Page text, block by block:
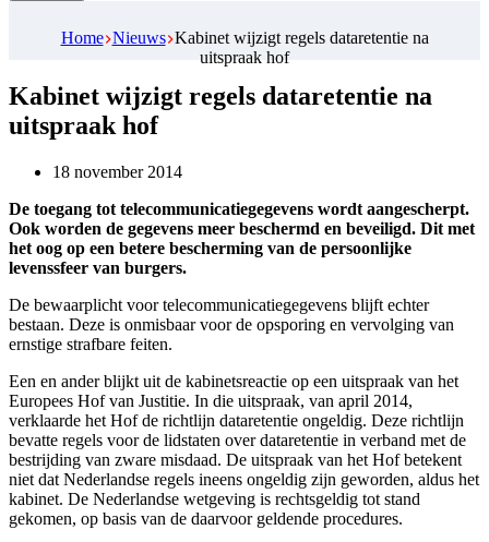
Home Nieuws Kabinet wijzigt regels dataretentie na
uitspraak hof
Kabinet wijzigt regels dataretentie na
uitspraak hof
18 november 2014
De toegang tot telecommunicatiegegevens wordt aangescherpt.
Ook worden de gegevens meer beschermd en beveiligd. Dit met
het oog op een betere bescherming van de persoonlijke
levenssfeer van burgers.
De bewaarplicht voor telecommunicatiegegevens blijft echter
bestaan. Deze is onmisbaar voor de opsporing en vervolging van
ernstige strafbare feiten.
Een en ander blijkt uit de kabinetsreactie op een uitspraak van het
Europees Hof van Justitie. In die uitspraak, van april 2014,
verklaarde het Hof de richtlijn dataretentie ongeldig. Deze richtlijn
bevatte regels voor de lidstaten over dataretentie in verband met de
bestrijding van zware misdaad. De uitspraak van het Hof betekent
niet dat Nederlandse regels ineens ongeldig zijn geworden, aldus het
kabinet. De Nederlandse wetgeving is rechtsgeldig tot stand
gekomen, op basis van de daarvoor geldende procedures.